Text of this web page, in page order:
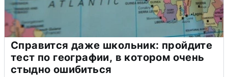
Справится даже школьник: пройдите
тест по географии, в котором очень
стыдно ошибиться